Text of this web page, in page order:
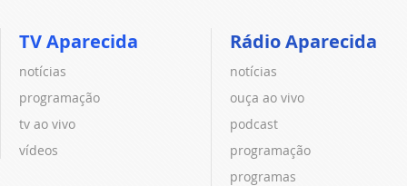
TV Aparecida
notícias
programação
tv ao vivo
vídeos
Rádio Aparecida
notícias
ouça ao vivo
podcast
programação
programas